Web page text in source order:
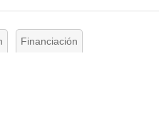
Financiación